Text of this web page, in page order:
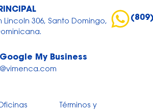
Lincoln 306, Santo Domingo,
My Business
Términos y